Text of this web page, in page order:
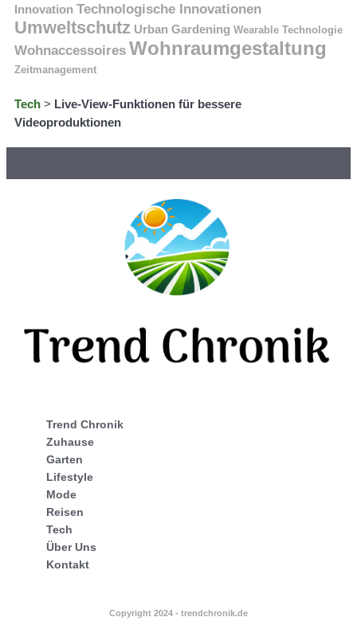
Innovation Technologische Innovationen
Umweltschutz Urban Gardening Wearable Technologie
Wohnaccessoires Wohnraumgestaltung
Zeitmanagement
Tech > Live-View-Funktionen für bessere
Videoproduktionen
Trend Chronik
Zuhause
Garten
Lifestyle
Mode
Reisen
Tech
Über Uns
Kontakt
Copyright 2024 - trendchronik.de